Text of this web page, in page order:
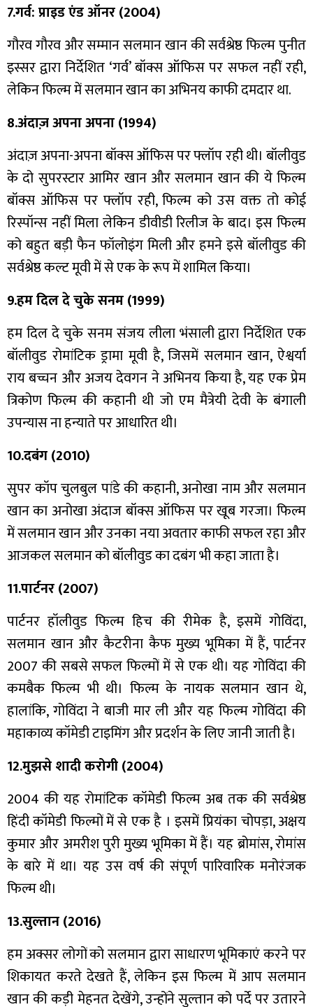
7.गर्व: प्राइड एंड ऑनर (2004)
गौरव गौरव और सम्मान सलमान खान की सर्वश्रेष्ठ फिल्म पुनीत
इस्सर द्वारा निर्देशित ‘गर्व’ बॉक्स ऑफिस पर सफल नहीं रही,
लेकिन फिल्म में सलमान खान का अभिनय काफी दमदार था.
8.अंदाज़ अपना अपना (1994)
अंदाज़ अपना-अपना बॉक्स ऑफिस पर फ्लॉप रही थी। बॉलीवुड
के दो सुपरस्टार आमिर खान और सलमान खान की ये फिल्म
बॉक्स ऑफिस पर फ्लॉप रही, फिल्म को उस वक्त तो कोई
रिस्पॉन्स नहीं मिला लेकिन डीवीडी रिलीज के बाद। इस फिल्म
को बहुत बड़ी फैन फॉलोइंग मिली और हमने इसे बॉलीवुड की
सर्वश्रेष्ठ कल्ट मूवी में से एक के रूप में शामिल किया।
9.हम दिल दे चुके सनम (1999)
हम दिल दे चुके सनम संजय लीला भंसाली द्वारा निर्देशित एक
बॉलीवुड रोमांटिक ड्रामा मूवी है, जिसमें सलमान खान, ऐश्वर्या
राय बच्चन और अजय देवगन ने अभिनय किया है, यह एक प्रेम
त्रिकोण फिल्म की कहानी थी जो एम मैत्रेयी देवी के बंगाली
उपन्यास ना हन्याते पर आधारित थी।
10.दबंग (2010)
सुपर कॉप चुलबुल पांडे की कहानी, अनोखा नाम और सलमान
खान का अनोखा अंदाज बॉक्स ऑफिस पर खूब गरजा। फिल्म
में सलमान खान और उनका नया अवतार काफी सफल रहा और
आजकल सलमान को बॉलीवुड का दबंग भी कहा जाता है।
11.पार्टनर (2007)
पार्टनर हॉलीवुड फिल्म हिच की रीमेक है, इसमें गोविंदा,
सलमान खान और कैटरीना कैफ मुख्य भूमिका में हैं, पार्टनर
2007 की सबसे सफल फिल्मों में से एक थी। यह गोविंदा की
कमबैक फिल्म भी थी। फिल्म के नायक सलमान खान थे,
हालांकि, गोविंदा ने बाजी मार ली और यह फिल्म गोविंदा की
महाकाव्य कॉमेडी टाइमिंग और प्रदर्शन के लिए जानी जाती है।
12.मुझसे शादी करोगी (2004)
2004 की यह रोमांटिक कॉमेडी फिल्म अब तक की सर्वश्रेष्ठ
हिंदी कॉमेडी फिल्मों में से एक है । इसमें प्रियंका चोपड़ा, अक्षय
कुमार और अमरीश पुरी मुख्य भूमिका में हैं। यह ब्रोमांस, रोमांस
के बारे में था। यह उस वर्ष की संपूर्ण पारिवारिक मनोरंजक
फिल्म थी।
13.सुल्तान (2016)
हम अक्सर लोगों को सलमान द्वारा साधारण भूमिकाएं करने पर
शिकायत करते देखते हैं, लेकिन इस फिल्म में आप सलमान
खान की कड़ी मेहनत देखेंगे, उन्होंने सुल्तान को पर्दे पर उतारने